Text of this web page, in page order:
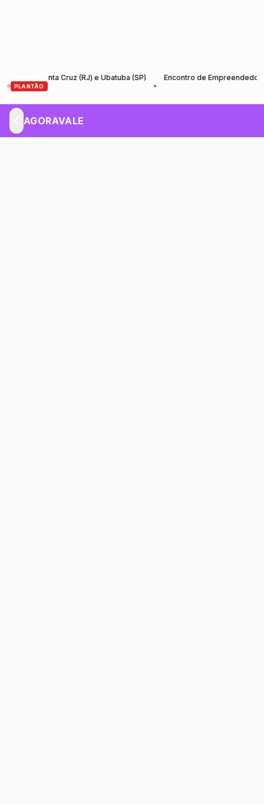
PLANTÃO
Santa Cruz (RJ) e Ubatuba (SP)
Encontro de Empreendedores –
AGORAVALE